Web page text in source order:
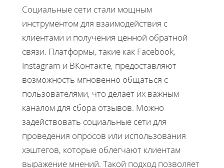
Социальные сети стали мощным
инструментом для взаимодействия с
клиентами и получения ценной обратной
связи. Платформы, такие как Facebook,
Instagram и ВКонтакте, предоставляют
возможность мгновенно общаться с
пользователями, что делает их важным
каналом для сбора отзывов. Можно
задействовать социальные сети для
проведения опросов или использования
хэштегов, которые облегчают клиентам
выражение мнений. Такой подход позволяет